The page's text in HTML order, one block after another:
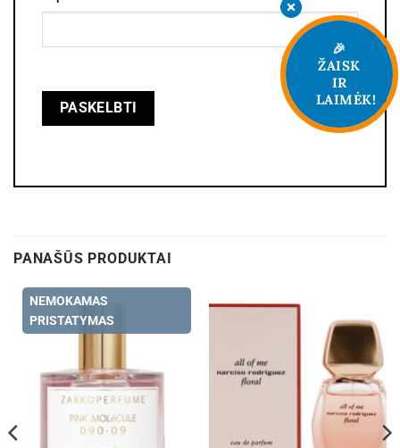
PANAŠŪS PRODUKTAI
NEMOKAMAS
PRISTATYMAS
🎉
ŽAISK
IR
LAIMĖK!